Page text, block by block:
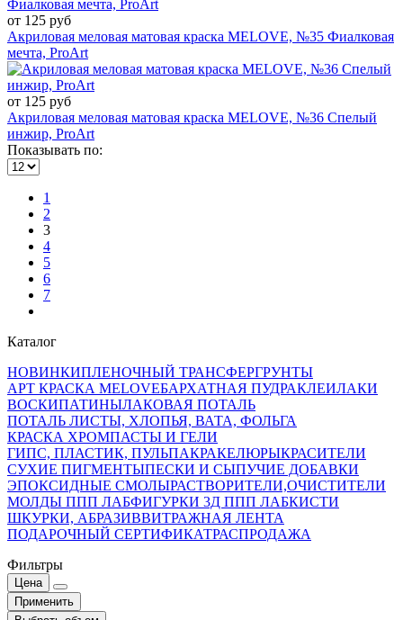
от 125 руб
Акриловая меловая матовая краска MELOVE, №35 Фиалковая
мечта, ProArt
от 125 руб
Акриловая меловая матовая краска MELOVE, №36 Спелый
инжир, ProArt
Показывать по:
1
2
3
4
5
6
7
Каталог
НОВИНКИПЛЕНОЧНЫЙ ТРАНСФЕРГРУНТЫ
АРТ КРАСКА MELOVEБАРХАТНАЯ ПУДРАКЛЕИЛАКИ
ВОСКИПАТИНЫЛАКОВАЯ ПОТАЛЬ
ПОТАЛЬ ЛИСТЫ, ХЛОПЬЯ, ВАТА, ФОЛЬГА
КРАСКА ХРОМПАСТЫ И ГЕЛИ
ГИПС, ПЛАСТИК, ПУЛЬПАКРАКЕЛЮРЫКРАСИТЕЛИ
СУХИЕ ПИГМЕНТЫПЕСКИ И СЫПУЧИЕ ДОБАВКИ
ЭПОКСИДНЫЕ СМОЛЫРАСТВОРИТЕЛИ,ОЧИСТИТЕЛИ
МОЛДЫ ППП ЛАБФИГУРКИ 3Д ППП ЛАБКИСТИ
ШКУРКИ, АБРАЗИВВИТРАЖНАЯ ЛЕНТА
ПОДАРОЧНЫЙ СЕРТИФИКАТРАСПРОДАЖА
Фильтры
Цена
Применить